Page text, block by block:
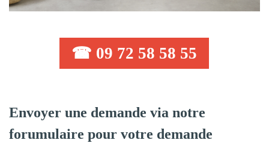
☎ 09 72 58 58 55
Envoyer une demande via notre
forumulaire pour votre demande